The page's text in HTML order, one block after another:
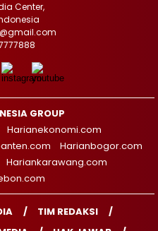
Center,
GROUP
Harianekonomi.com
Harianbogor.com
Hariankarawang.com
TIM REDAKSI